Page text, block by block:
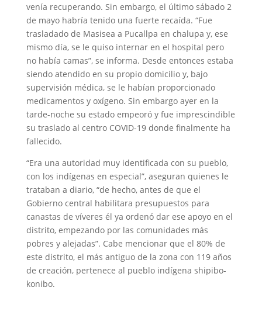
venía recuperando. Sin embargo, el último sábado 2
de mayo habría tenido una fuerte recaída. “Fue
trasladado de Masisea a Pucallpa en chalupa y, ese
mismo día, se le quiso internar en el hospital pero
no había camas”, se informa. Desde entonces estaba
siendo atendido en su propio domicilio y, bajo
supervisión médica, se le habían proporcionado
medicamentos y oxígeno. Sin embargo ayer en la
tarde-noche su estado empeoró y fue imprescindible
su traslado al centro COVID-19 donde finalmente ha
fallecido.
“Era una autoridad muy identificada con su pueblo,
con los indígenas en especial”, aseguran quienes le
trataban a diario, “de hecho, antes de que el
Gobierno central habilitara presupuestos para
canastas de víveres él ya ordenó dar ese apoyo en el
distrito, empezando por las comunidades más
pobres y alejadas”. Cabe mencionar que el 80% de
este distrito, el más antiguo de la zona con 119 años
de creación, pertenece al pueblo indígena shipibo-
konibo.